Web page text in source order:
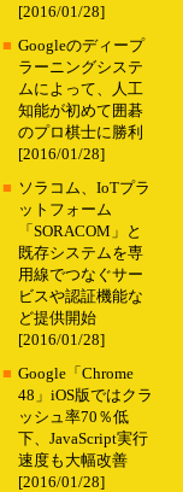
[2016/01/28]
■ Googleのディープ
ラーニングシステ
ムによって、人工
知能が初めて囲碁
のプロ棋士に勝利
[2016/01/28]
■ ソラコム、IoTプラ
ットフォーム
「SORACOM」と
既存システムを専
用線でつなぐサー
ビスや認証機能な
ど提供開始
[2016/01/28]
■ Google「Chrome
48」iOS版ではクラ
ッシュ率70％低
下、JavaScript実行
速度も大幅改善
[2016/01/28]